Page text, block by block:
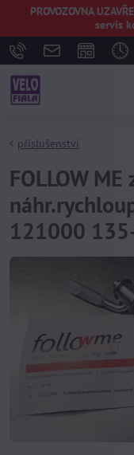
PROVOZOVNA
servis
příslušenství
FOLLOW
121000